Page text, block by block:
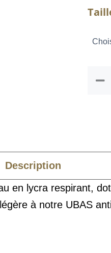
Description
en lycra respirant,
à notre UBAS